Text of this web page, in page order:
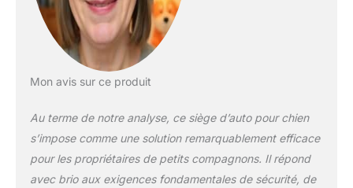
compagnie est
adapté pour les
tous les types de
véhicules, voitures,
camions, SUV, vous
pouvez facilement
Mon avis sur ce produit
Au terme de notre analyse, ce siège d’auto pour chien
s’impose comme une solution remarquablement efficace
pour les propriétaires de petits compagnons. Il répond
avec brio aux exigences fondamentales de sécurité, de